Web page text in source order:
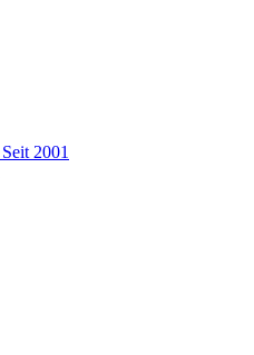
Seit 2001